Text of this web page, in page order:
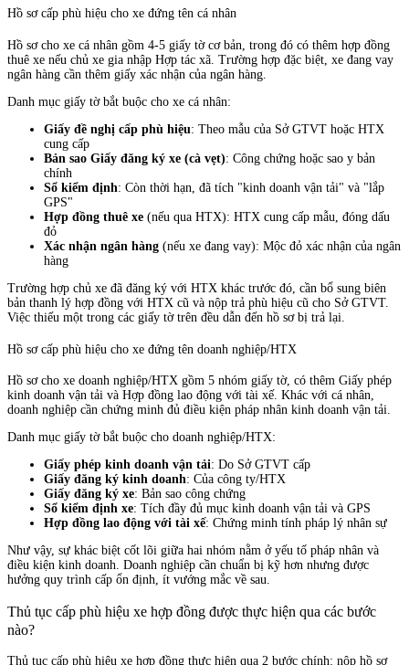
Hồ sơ cấp phù hiệu cho xe đứng tên cá nhân
Hồ sơ cho xe cá nhân gồm 4-5 giấy tờ cơ bản, trong đó có thêm hợp đồng
thuê xe nếu chủ xe gia nhập Hợp tác xã. Trường hợp đặc biệt, xe đang vay
ngân hàng cần thêm giấy xác nhận của ngân hàng.
Danh mục giấy tờ bắt buộc cho xe cá nhân:
Giấy đề nghị cấp phù hiệu: Theo mẫu của Sở GTVT hoặc HTX
cung cấp
Bản sao Giấy đăng ký xe (cà vẹt): Công chứng hoặc sao y bản
chính
Sổ kiểm định: Còn thời hạn, đã tích "kinh doanh vận tải" và "lắp
GPS"
Hợp đồng thuê xe (nếu qua HTX): HTX cung cấp mẫu, đóng dấu
đỏ
Xác nhận ngân hàng (nếu xe đang vay): Mộc đỏ xác nhận của ngân
hàng
Trường hợp chủ xe đã đăng ký với HTX khác trước đó, cần bổ sung biên
bản thanh lý hợp đồng với HTX cũ và nộp trả phù hiệu cũ cho Sở GTVT.
Việc thiếu một trong các giấy tờ trên đều dẫn đến hồ sơ bị trả lại.
Hồ sơ cấp phù hiệu cho xe đứng tên doanh nghiệp/HTX
Hồ sơ cho xe doanh nghiệp/HTX gồm 5 nhóm giấy tờ, có thêm Giấy phép
kinh doanh vận tải và Hợp đồng lao động với tài xế. Khác với cá nhân,
doanh nghiệp cần chứng minh đủ điều kiện pháp nhân kinh doanh vận tải.
Danh mục giấy tờ bắt buộc cho doanh nghiệp/HTX:
Giấy phép kinh doanh vận tải: Do Sở GTVT cấp
Giấy đăng ký kinh doanh: Của công ty/HTX
Giấy đăng ký xe: Bản sao công chứng
Sổ kiểm định xe: Tích đầy đủ mục kinh doanh vận tải và GPS
Hợp đồng lao động với tài xế: Chứng minh tính pháp lý nhân sự
Như vậy, sự khác biệt cốt lõi giữa hai nhóm nằm ở yếu tố pháp nhân và
điều kiện kinh doanh. Doanh nghiệp cần chuẩn bị kỹ hơn nhưng được
hưởng quy trình cấp ổn định, ít vướng mắc về sau.
Thủ tục cấp phù hiệu xe hợp đồng được thực hiện qua các bước
nào?
Thủ tục cấp phù hiệu xe hợp đồng thực hiện qua 2 bước chính: nộp hồ sơ